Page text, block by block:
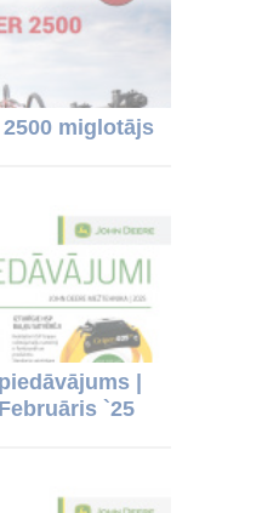
miglotājs
|
`25